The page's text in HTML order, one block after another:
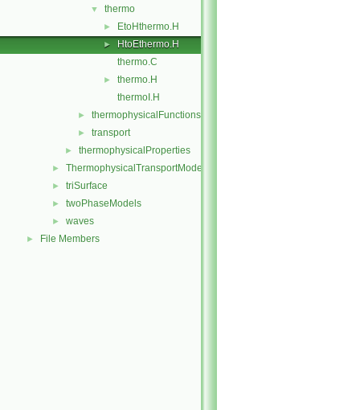
▼ thermo
► EtoHthermo.H
►
HtoEthermo.H
thermo.C
►
thermo.H
thermoI.H
► thermophysicalFunctions
► transport
► thermophysicalProperties
► ThermophysicalTransportModels
► triSurface
► twoPhaseModels
► waves
► File Members